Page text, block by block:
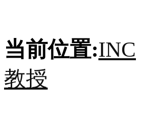
当前位置:INC
教授